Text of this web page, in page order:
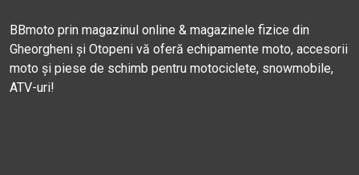
BBmoto prin magazinul online & magazinele fizice din
Gheorgheni și Otopeni vă oferă echipamente moto, accesorii
moto și piese de schimb pentru motociclete, snowmobile,
ATV-uri!